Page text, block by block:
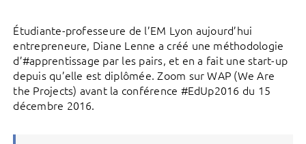
Étudiante-professeure de l’EM Lyon aujourd’hui
entrepreneure, Diane Lenne a créé une méthodologie
d’#apprentissage par les pairs, et en a fait une start-up
depuis qu’elle est diplômée. Zoom sur WAP (We Are
the Projects) avant la conférence #EdUp2016 du 15
décembre 2016.